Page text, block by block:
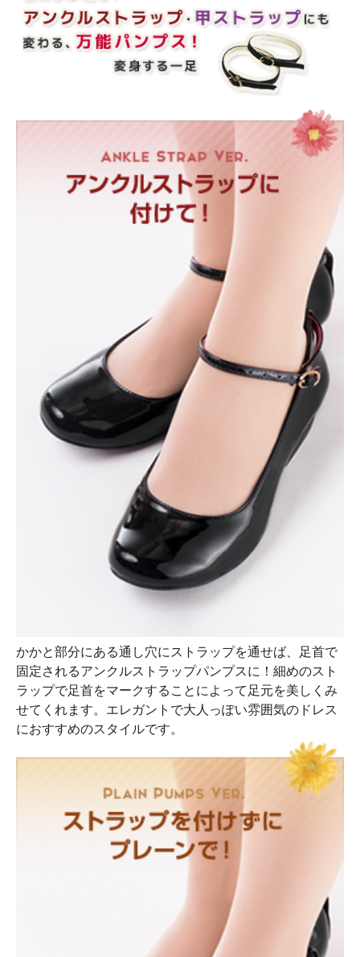
かかと部分にある通し穴にストラップを通せば、足首で
固定されるアンクルストラップパンプスに！細めのスト
ラップで足首をマークすることによって足元を美しくみ
せてくれます。エレガントで大人っぽい雰囲気のドレス
におすすめのスタイルです。